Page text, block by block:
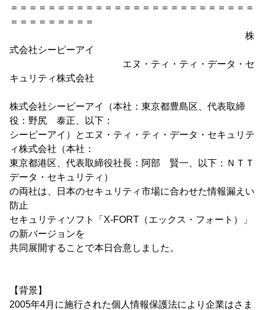
＝＝＝＝＝＝＝＝＝＝＝＝＝＝＝＝＝＝＝＝＝＝＝＝＝＝
＝＝＝＝＝＝＝＝＝
株
式会社シーピーアイ
エヌ・ティ・ティ・データ・セ
キュリティ株式会社
株式会社シーピーアイ（本社：東京都豊島区、代表取締
役：野尻 泰正、以下：
シーピーアイ）とエヌ・ティ・ティ・データ・セキュリテ
ィ株式会社（本社：
東京都港区、代表取締役社長：阿部 賢一、以下：ＮＴＴ
データ・セキュリティ）
の両社は、日本のセキュリティ市場に合わせた情報漏えい
防止
セキュリティソフト「X-FORT（エックス・フォート）」
の新バージョンを
共同展開することで本日合意しました。
【背景】
2005年4月に施行された個人情報保護法により企業はさま